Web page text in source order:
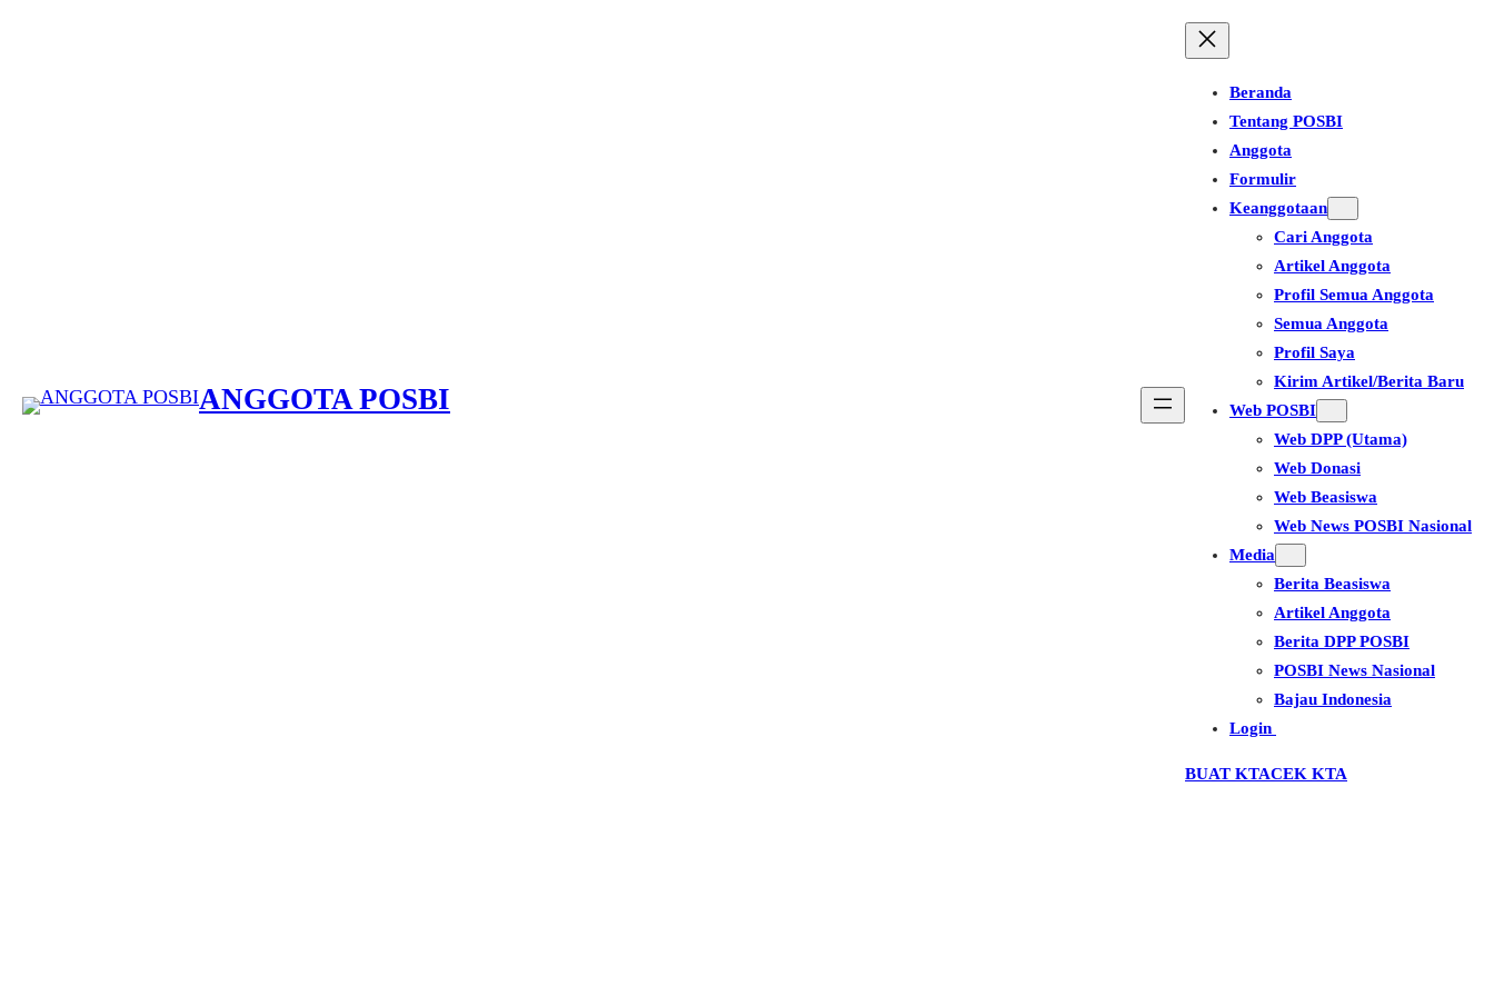
ANGGOTA POSBI
Beranda
Tentang POSBI
Anggota
Formulir
Keanggotaan
Cari Anggota
Artikel Anggota
Profil Semua Anggota
Semua Anggota
Profil Saya
Kirim Artikel/Berita Baru
Web POSBI
Web DPP (Utama)
Web Donasi
Web Beasiswa
Web News POSBI Nasional
Media
Berita Beasiswa
Artikel Anggota
Berita DPP POSBI
POSBI News Nasional
Bajau Indonesia
Login
BUAT KTACEK KTA